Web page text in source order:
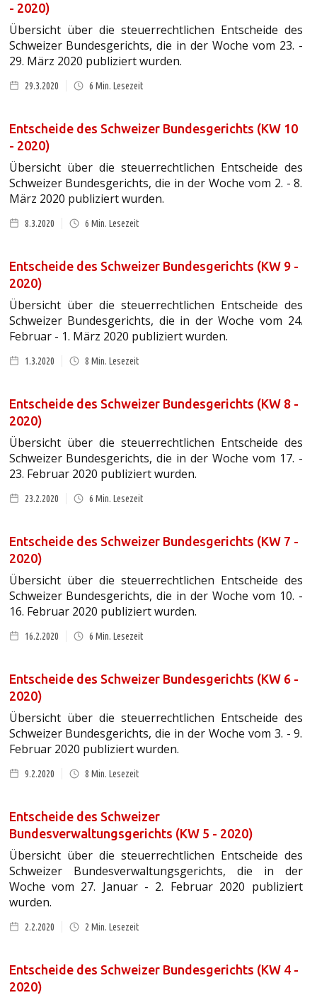
- 2020)
Übersicht über die steuerrechtlichen Entscheide des
Schweizer Bundesgerichts, die in der Woche vom 23. -
29. März 2020 publiziert wurden.
29.3.2020 6 Min. Lesezeit
Entscheide des Schweizer Bundesgerichts (KW 10
- 2020)
Übersicht über die steuerrechtlichen Entscheide des
Schweizer Bundesgerichts, die in der Woche vom 2. - 8.
März 2020 publiziert wurden.
8.3.2020 6 Min. Lesezeit
Entscheide des Schweizer Bundesgerichts (KW 9 -
2020)
Übersicht über die steuerrechtlichen Entscheide des
Schweizer Bundesgerichts, die in der Woche vom 24.
Februar - 1. März 2020 publiziert wurden.
1.3.2020 8 Min. Lesezeit
Entscheide des Schweizer Bundesgerichts (KW 8 -
2020)
Übersicht über die steuerrechtlichen Entscheide des
Schweizer Bundesgerichts, die in der Woche vom 17. -
23. Februar 2020 publiziert wurden.
23.2.2020 6 Min. Lesezeit
Entscheide des Schweizer Bundesgerichts (KW 7 -
2020)
Übersicht über die steuerrechtlichen Entscheide des
Schweizer Bundesgerichts, die in der Woche vom 10. -
16. Februar 2020 publiziert wurden.
16.2.2020 6 Min. Lesezeit
Entscheide des Schweizer Bundesgerichts (KW 6 -
2020)
Übersicht über die steuerrechtlichen Entscheide des
Schweizer Bundesgerichts, die in der Woche vom 3. - 9.
Februar 2020 publiziert wurden.
9.2.2020 8 Min. Lesezeit
Entscheide des Schweizer
Bundesverwaltungsgerichts (KW 5 - 2020)
Übersicht über die steuerrechtlichen Entscheide des
Schweizer Bundesverwaltungsgerichts, die in der
Woche vom 27. Januar - 2. Februar 2020 publiziert
wurden.
2.2.2020 2 Min. Lesezeit
Entscheide des Schweizer Bundesgerichts (KW 4 -
2020)